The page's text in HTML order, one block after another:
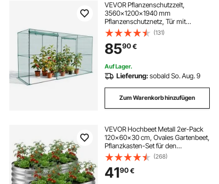
VEVOR Pflanzenschutzzelt,
3560x1200x1940 mm
Pflanzenschutznetz, Tür mit
Reißverschluss, windbeständig,
Pflanzenkäfig Gewächshaus für
Hochbeete im Freien, Garten,
Terrasse & Rasen
(131)
8590€
Auf Lager.
Lieferung:sobald So. Aug. 9
Zum Warenkorb hinzufügen
VEVOR Hochbeet Metall 2er-Pack
120x60x30 cm, Ovales Gartenbeet,
Pflanzkasten-Set für den
Außenbereich, Gemüsebeet mit
Handschuhen, Blumenbeet,
Pflanzbeet für Blumen & Gemüse,
Silber
(268)
4190€